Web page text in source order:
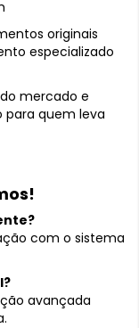
originais
especializado
mercado e
quem leva
com o sistema
avançada